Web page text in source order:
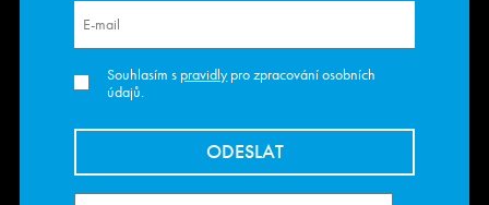
Souhlasím s pravidlypro zpracování osobních
údajů.